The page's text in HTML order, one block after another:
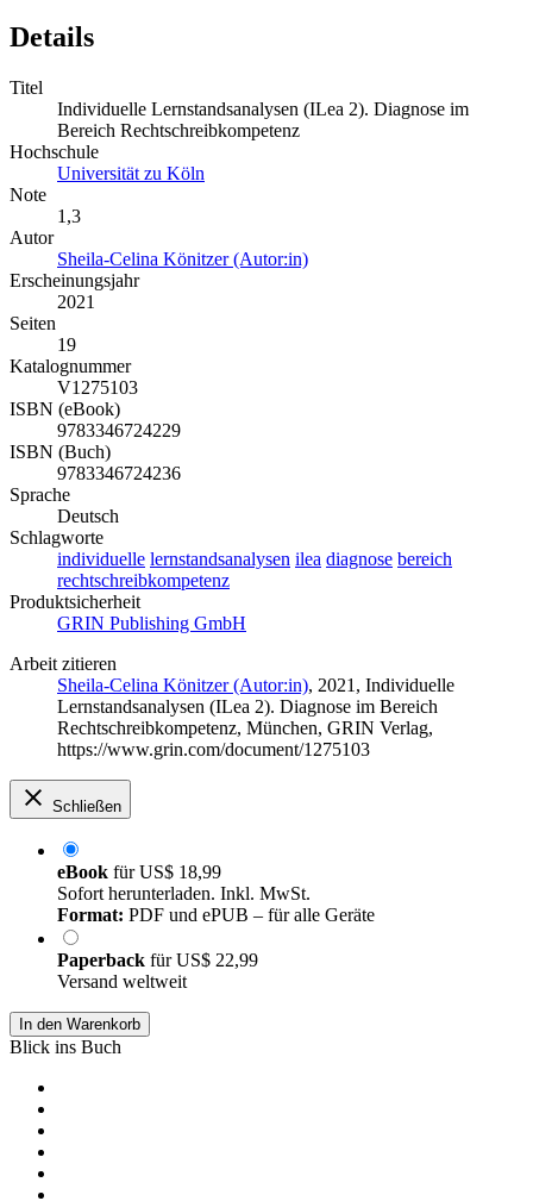
Details
Titel
Individuelle Lernstandsanalysen (ILea 2). Diagnose im
Bereich Rechtschreibkompetenz
Hochschule
Universität zu Köln
Note
1,3
Autor
Sheila-Celina Könitzer (Autor:in)
Erscheinungsjahr
2021
Seiten
19
Katalognummer
V1275103
ISBN (eBook)
9783346724229
ISBN (Buch)
9783346724236
Sprache
Deutsch
Schlagworte
individuelle lernstandsanalysen ilea diagnose bereich
rechtschreibkompetenz
Produktsicherheit
GRIN Publishing GmbH
Arbeit zitieren
Sheila-Celina Könitzer (Autor:in), 2021, Individuelle
Lernstandsanalysen (ILea 2). Diagnose im Bereich
Rechtschreibkompetenz, München, GRIN Verlag,
https://www.grin.com/document/1275103
Schließen
eBook fürUS$ 18,99
Sofort herunterladen. Inkl. MwSt.
Format: PDF und ePUB – für alle Geräte
Paperback fürUS$ 22,99
Versand weltweit
In den Warenkorb
Blick ins Buch